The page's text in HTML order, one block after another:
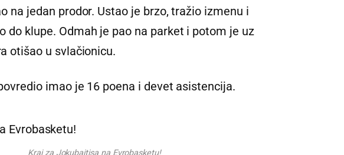
na jedan prodor. Ustao je brzo, tražio izmenu i
do klupe. Odmah je pao na parket i potom je uz
otišao u svlačionicu.
imao je 16 poena i devet asistencija.
Kraj za Jokubaitisa na Evrobasketu!